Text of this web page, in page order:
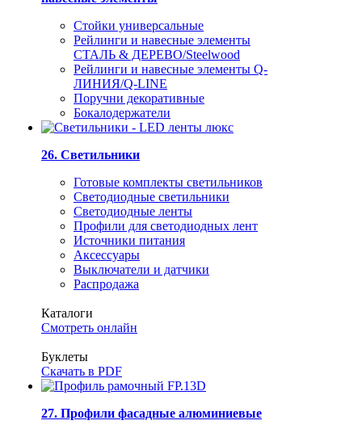
Стойки универсальные
Рейлинги и навесные элементы
СТАЛЬ & ДЕРЕВО/Steelwood
Рейлинги и навесные элементы Q-
ЛИНИЯ/Q-LINE
Поручни декоративные
Бокалодержатели
26. Светильники
Готовые комплекты светильников
Светодиодные светильники
Светодиодные ленты
Профили для светодиодных лент
Источники питания
Аксессуары
Выключатели и датчики
Распродажа
Каталоги
Смотреть онлайн
Буклеты
Скачать в PDF
27. Профили фасадные алюминиевые